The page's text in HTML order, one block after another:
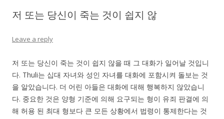
저 또는 당신이 죽는 것이 쉽지 않
Leave a reply
저 또는 당신이 죽는 것이 쉽지 않을 때 그 대화가 일어날 것입니
다. Thuli는 십대 자녀와 성인 자녀를 대화에 포함시켜 돌보는 것
을 알았습니다. 더 어린 아들은 대화에 대해 행복하지 않았습니
다. 중요한 것은 양형 기준에 의해 요구되는 형이 유죄 판결에 의
해 허용 된 최대 형보다 큰 모든 상황에서 법령이 통제한다는 것